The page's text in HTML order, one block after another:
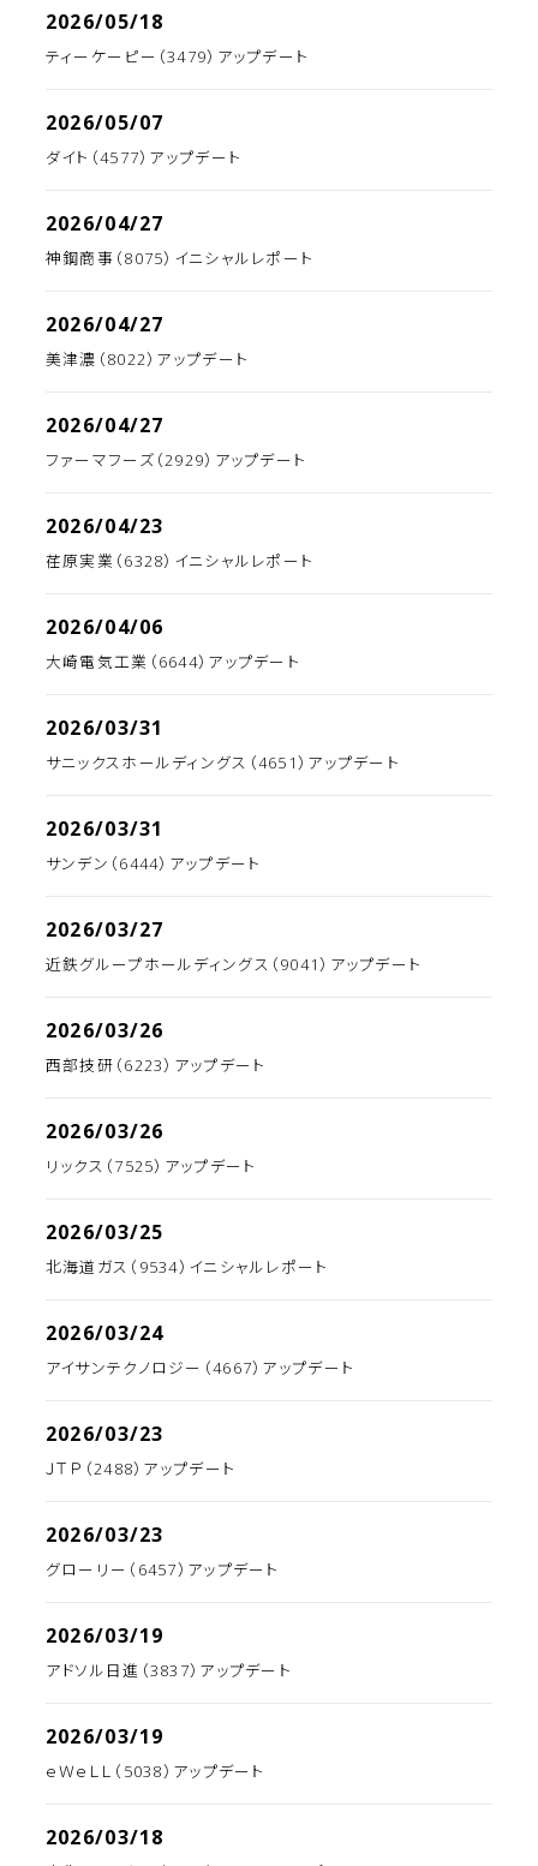
2026/05/18
ティーケーピー（3479）アップデート
2026/05/07
ダイト（4577）アップデート
2026/04/27
神鋼商事（8075）イニシャルレポート
2026/04/27
美津濃（8022）アップデート
2026/04/27
ファーマフーズ（2929）アップデート
2026/04/23
荏原実業（6328）イニシャルレポート
2026/04/06
大崎電気工業（6644）アップデート
2026/03/31
サニックスホールディングス（4651）アップデート
2026/03/31
サンデン（6444）アップデート
2026/03/27
近鉄グループホールディングス（9041）アップデート
2026/03/26
西部技研（6223）アップデート
2026/03/26
リックス（7525）アップデート
2026/03/25
北海道ガス（9534）イニシャルレポート
2026/03/24
アイサンテクノロジー（4667）アップデート
2026/03/23
ＪＴＰ（2488）アップデート
2026/03/23
グローリー（6457）アップデート
2026/03/19
アドソル日進（3837）アップデート
2026/03/19
ｅＷｅＬＬ（5038）アップデート
2026/03/18